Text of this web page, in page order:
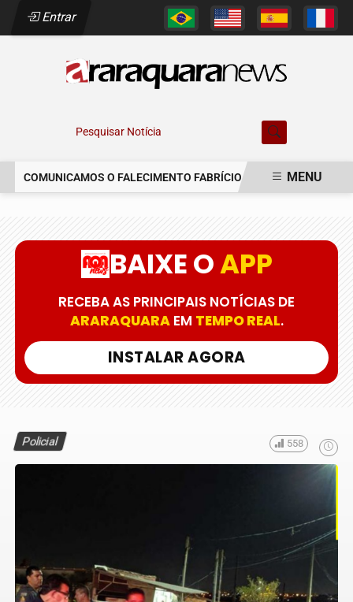
Entrar
Pesquisar Notícia
COMUNICAMOS O FALECIMENTO FABRÍCIO AUGUSTO FERREIRA
MENU
BAIXE OAPP
RECEBA AS PRINCIPAIS NOTÍCIAS DE
ARARAQUARAEM TEMPO REAL.
INSTALAR AGORA
Policial 558